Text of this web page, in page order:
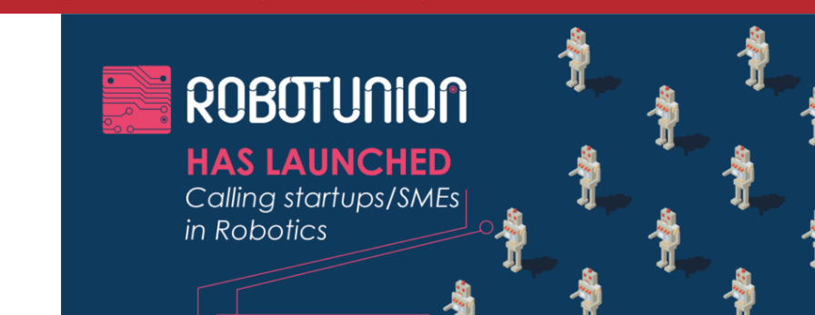
ACTUALITÉ DE L'UNION EUROPÉENNE, ACTUALITÉ DE LA REPRÉSENTATION D’OCCITANIE EUROPE, ECONOMIE CIRCULAIRE, ÉNERGIE - ENVIRONNEMENT - CLIMAT ACTUALITÉ DE L'UNION EUROPÉENNE, ACTUALITÉ DE LA REPRÉSENTATION D’OCCITANIE EUROPE, CITOYENNETÉ, LOGEMENT
JUILLET 24, 2026
ACTION EXTÉRIEURE,